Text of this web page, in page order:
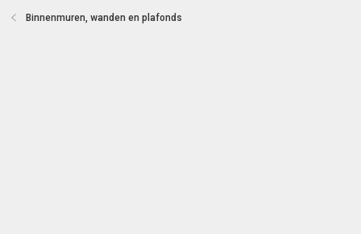
Binnenmuren, wanden en plafonds